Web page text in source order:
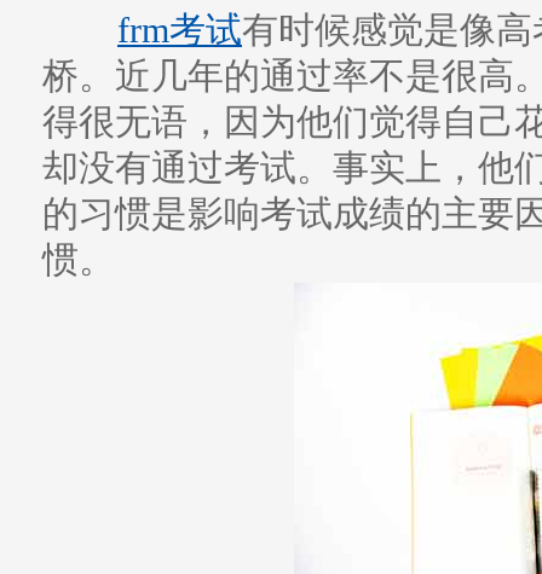
frm考试有时候感觉是像
桥。近几年的通过率不是很高
得很无语，因为他们觉得自己
却没有通过考试。事实上，他
的习惯是影响考试成绩的主要
惯。